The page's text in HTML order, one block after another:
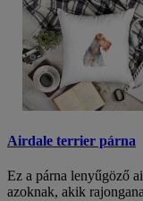
Airdale terrier párna
Ez a párna lenyűgöző
azoknak, akik